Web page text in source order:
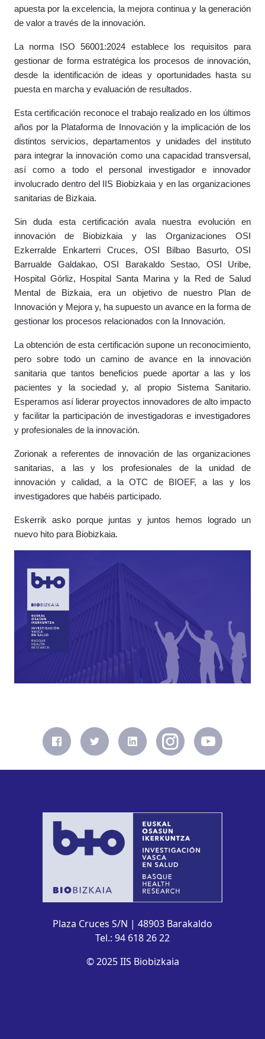
apuesta por la excelencia, la mejora continua y la generación
de valor a través de la innovación.
La norma ISO 56001:2024 establece los requisitos para
gestionar de forma estratégica los procesos de innovación,
desde la identificación de ideas y oportunidades hasta su
puesta en marcha y evaluación de resultados.
Esta certificación reconoce el trabajo realizado en los últimos
años por la Plataforma de Innovación y la implicación de los
distintos servicios, departamentos y unidades del instituto
para integrar la innovación como una capacidad transversal,
así como a todo el personal investigador e innovador
involucrado dentro del IIS Biobizkaia y en las organizaciones
sanitarias de Bizkaia.
Sin duda esta certificación avala nuestra evolución en
innovación de Biobizkaia y las Organizaciones OSI
Ezkerralde Enkarterri Cruces, OSI Bilbao Basurto, OSI
Barrualde Galdakao, OSI Barakaldo Sestao, OSI Uribe,
Hospital Górliz, Hospital Santa Marina y la Red de Salud
Mental de Bizkaia, era un objetivo de nuestro Plan de
Innovación y Mejora y, ha supuesto un avance en la forma de
gestionar los procesos relacionados con la Innovación.
La obtención de esta certificación supone un reconocimiento,
pero sobre todo un camino de avance en la innovación
sanitaria que tantos beneficios puede aportar a las y los
pacientes y la sociedad y, al propio Sistema Sanitario.
Esperamos así liderar proyectos innovadores de alto impacto
y facilitar la participación de investigadoras e investigadores
y profesionales de la innovación.
Zorionak a referentes de innovación de las organizaciones
sanitarias, a las y los profesionales de la unidad de
innovación y calidad, a la OTC de BIOEF, a las y los
investigadores que habéis participado.
Eskerrik asko porque juntas y juntos hemos logrado un
nuevo hito para Biobizkaia.
Plaza Cruces S/N | 48903 Barakaldo
Tel.: 94 618 26 22
© 2025 IIS Biobizkaia